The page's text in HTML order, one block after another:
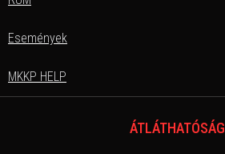
Események
MKKP HELP
ÁTLÁTHATÓSÁG